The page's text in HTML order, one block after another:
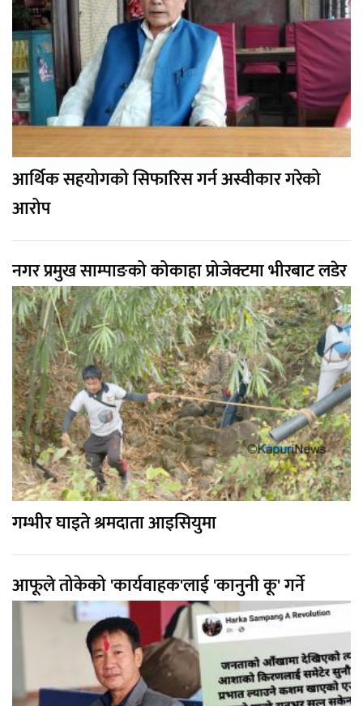
आर्थिक सहयोगको सिफारिस गर्न अस्वीकार गरेको
आरोप
नगर प्रमुख साम्पाङको कोकाहा प्रोजेक्टमा भीरबाट लडेर
गम्भीर घाइते श्रमदाता आइसियुमा
आफूले तोकेको 'कार्यवाहक'लाई 'कानुनी कू' गर्ने